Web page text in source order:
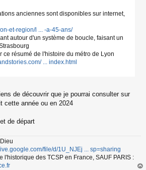
anciennes sont disponibles sur internet,
et-region/l ... -a-45-ans/
autour d'un système de boucle, faisant un
ce résumé de l'histoire du métro de Lyon
... index.html
de découvrir que je pourrai consulter sur
cette année ou en 2024
de départ
file/d/1U_NJEj ... sp=sharing
l'historique des TCSP en France, SAUF PARIS :